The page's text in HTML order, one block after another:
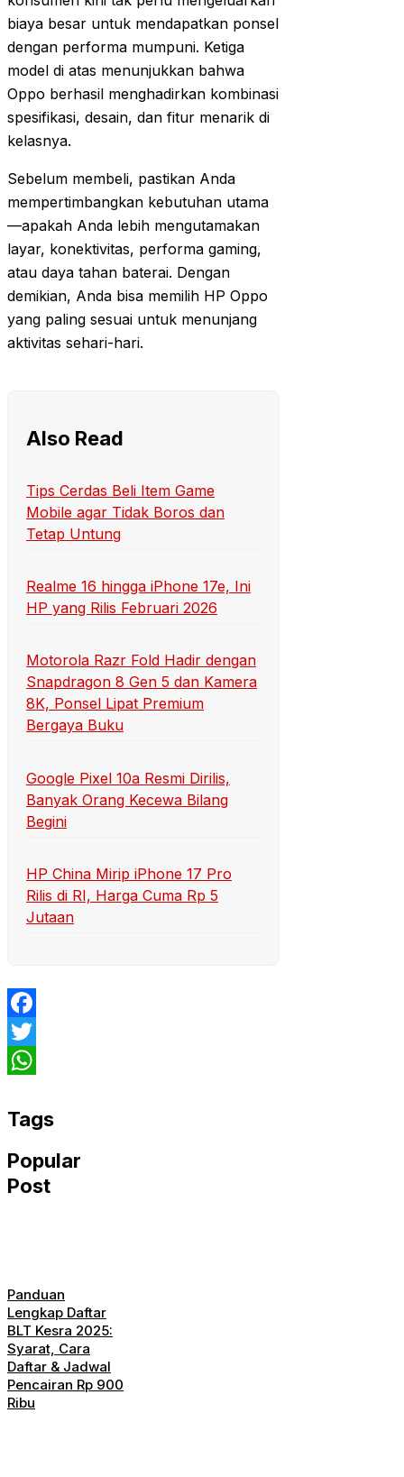
biaya besar untuk mendapatkan ponsel
dengan performa mumpuni. Ketiga
model di atas menunjukkan bahwa
Oppo berhasil menghadirkan kombinasi
spesifikasi, desain, dan fitur menarik di
kelasnya.
Sebelum membeli, pastikan Anda
mempertimbangkan kebutuhan utama
—apakah Anda lebih mengutamakan
layar, konektivitas, performa gaming,
atau daya tahan baterai. Dengan
demikian, Anda bisa memilih HP Oppo
yang paling sesuai untuk menunjang
aktivitas sehari-hari.
Also Read
Tips Cerdas Beli Item Game
Mobile agar Tidak Boros dan
Tetap Untung
Realme 16 hingga iPhone 17e, Ini
HP yang Rilis Februari 2026
Motorola Razr Fold Hadir dengan
Snapdragon 8 Gen 5 dan Kamera
8K, Ponsel Lipat Premium
Bergaya Buku
Google Pixel 10a Resmi Dirilis,
Banyak Orang Kecewa Bilang
Begini
HP China Mirip iPhone 17 Pro
Rilis di RI, Harga Cuma Rp 5
Jutaan
Facebook
Twitter
Tags
Popular
Post
Panduan
Lengkap Daftar
BLT Kesra 2025:
Syarat, Cara
Daftar & Jadwal
Pencairan Rp 900
Ribu